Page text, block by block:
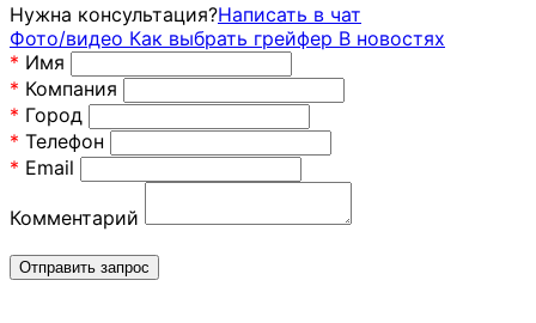
Нужна консультация?Написать в чат
Фото/видео Как выбрать грейфер В новостях
* Имя
* Компания
* Город
* Телефон
* Email
Комментарий